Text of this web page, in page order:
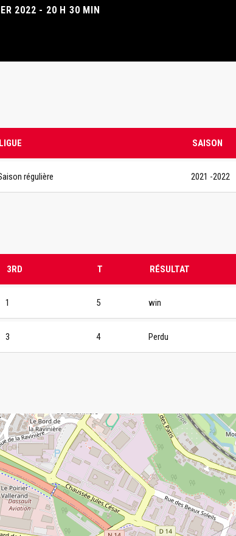
2022 - 20 H 30 MIN
LIGUE SAISON
régulière 2021 -2022
3RD T RÉSULTAT
1 5 win
3 4 Perdu